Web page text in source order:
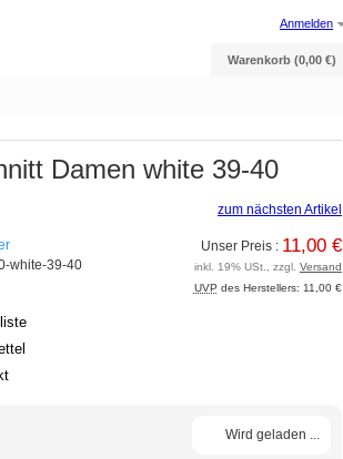
Warenkorb (0,00 €)
Anmelden
Damen white 39-40
zum nächsten Artikel
white-39-40
Unser Preis : 11,00 €
inkl. 19% USt., zzgl. Versand
UVP des Herstellers: 11,00 €
Wird geladen ...